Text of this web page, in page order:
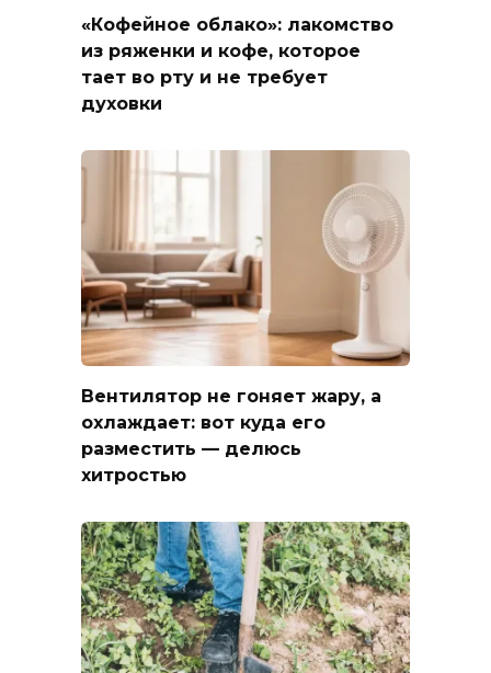
«Кофейное облако»: лакомство
из ряженки и кофе, которое
тает во рту и не требует
духовки
Вентилятор не гоняет жару, а
охлаждает: вот куда его
разместить — делюсь
хитростью